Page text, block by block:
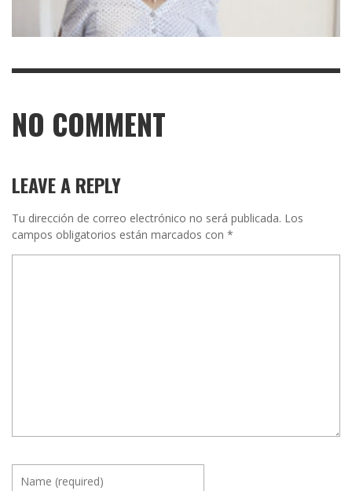
NO COMMENT
LEAVE A REPLY
Tu dirección de correo electrónico no será publicada. Los
campos obligatorios están marcados con *